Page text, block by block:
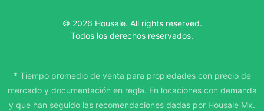
© 2026 Housale. All rights reserved.
Todos los derechos reservados.
* Tiempo promedio de venta para propiedades con precio de
mercado y documentación en regla. En locaciones con demanda
y que han seguido las recomendaciones dadas por Housale Mx.